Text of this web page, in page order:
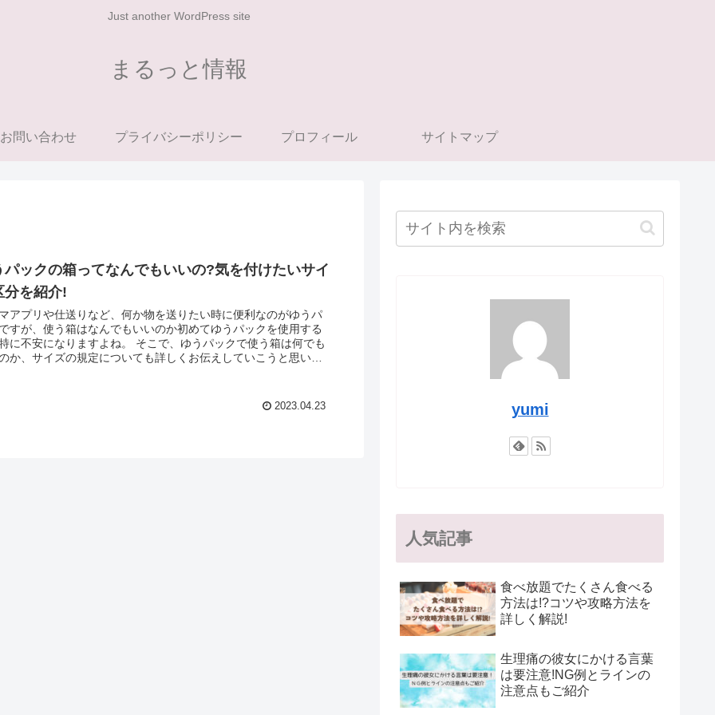
Just another WordPress site
まるっと情報
お問い合わせ プライバシーポリシー プロフィール サイトマップ
パックの箱ってなんでもいいの?気を付けたいサイ
分を紹介!
アプリや仕送りなど、何か物を送りたい時に便利なのがゆうパ
すが、使う箱はなんでもいいのか初めてゆうパックを使用する
に不安になりますよね。 そこで、ゆうパックで使う箱は何でも
か、サイズの規定についても詳しくお伝えしていこうと思いま
2023.04.23 yumi
人気記事
食べ放題でたくさん食べる
方法は!?コツや攻略方法を
詳しく解説!
生理痛の彼女にかける言葉
は要注意!NG例とラインの
注意点もご紹介